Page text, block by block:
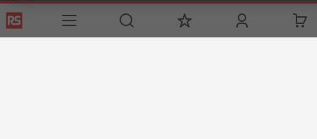
Delivery
Payment
RS u svijetu
Korporacija
Proizvodnja